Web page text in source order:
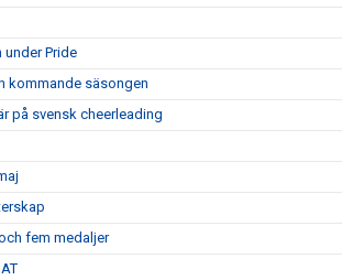
under Pride
kommande säsongen
på svensk cheerleading
fem medaljer